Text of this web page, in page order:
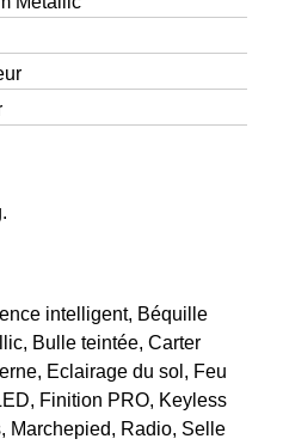
intelligent, Béquille
Bulle teintée, Carter
Eclairage du sol, Feu
Finition PRO, Keyless
Marchepied, Radio, Selle